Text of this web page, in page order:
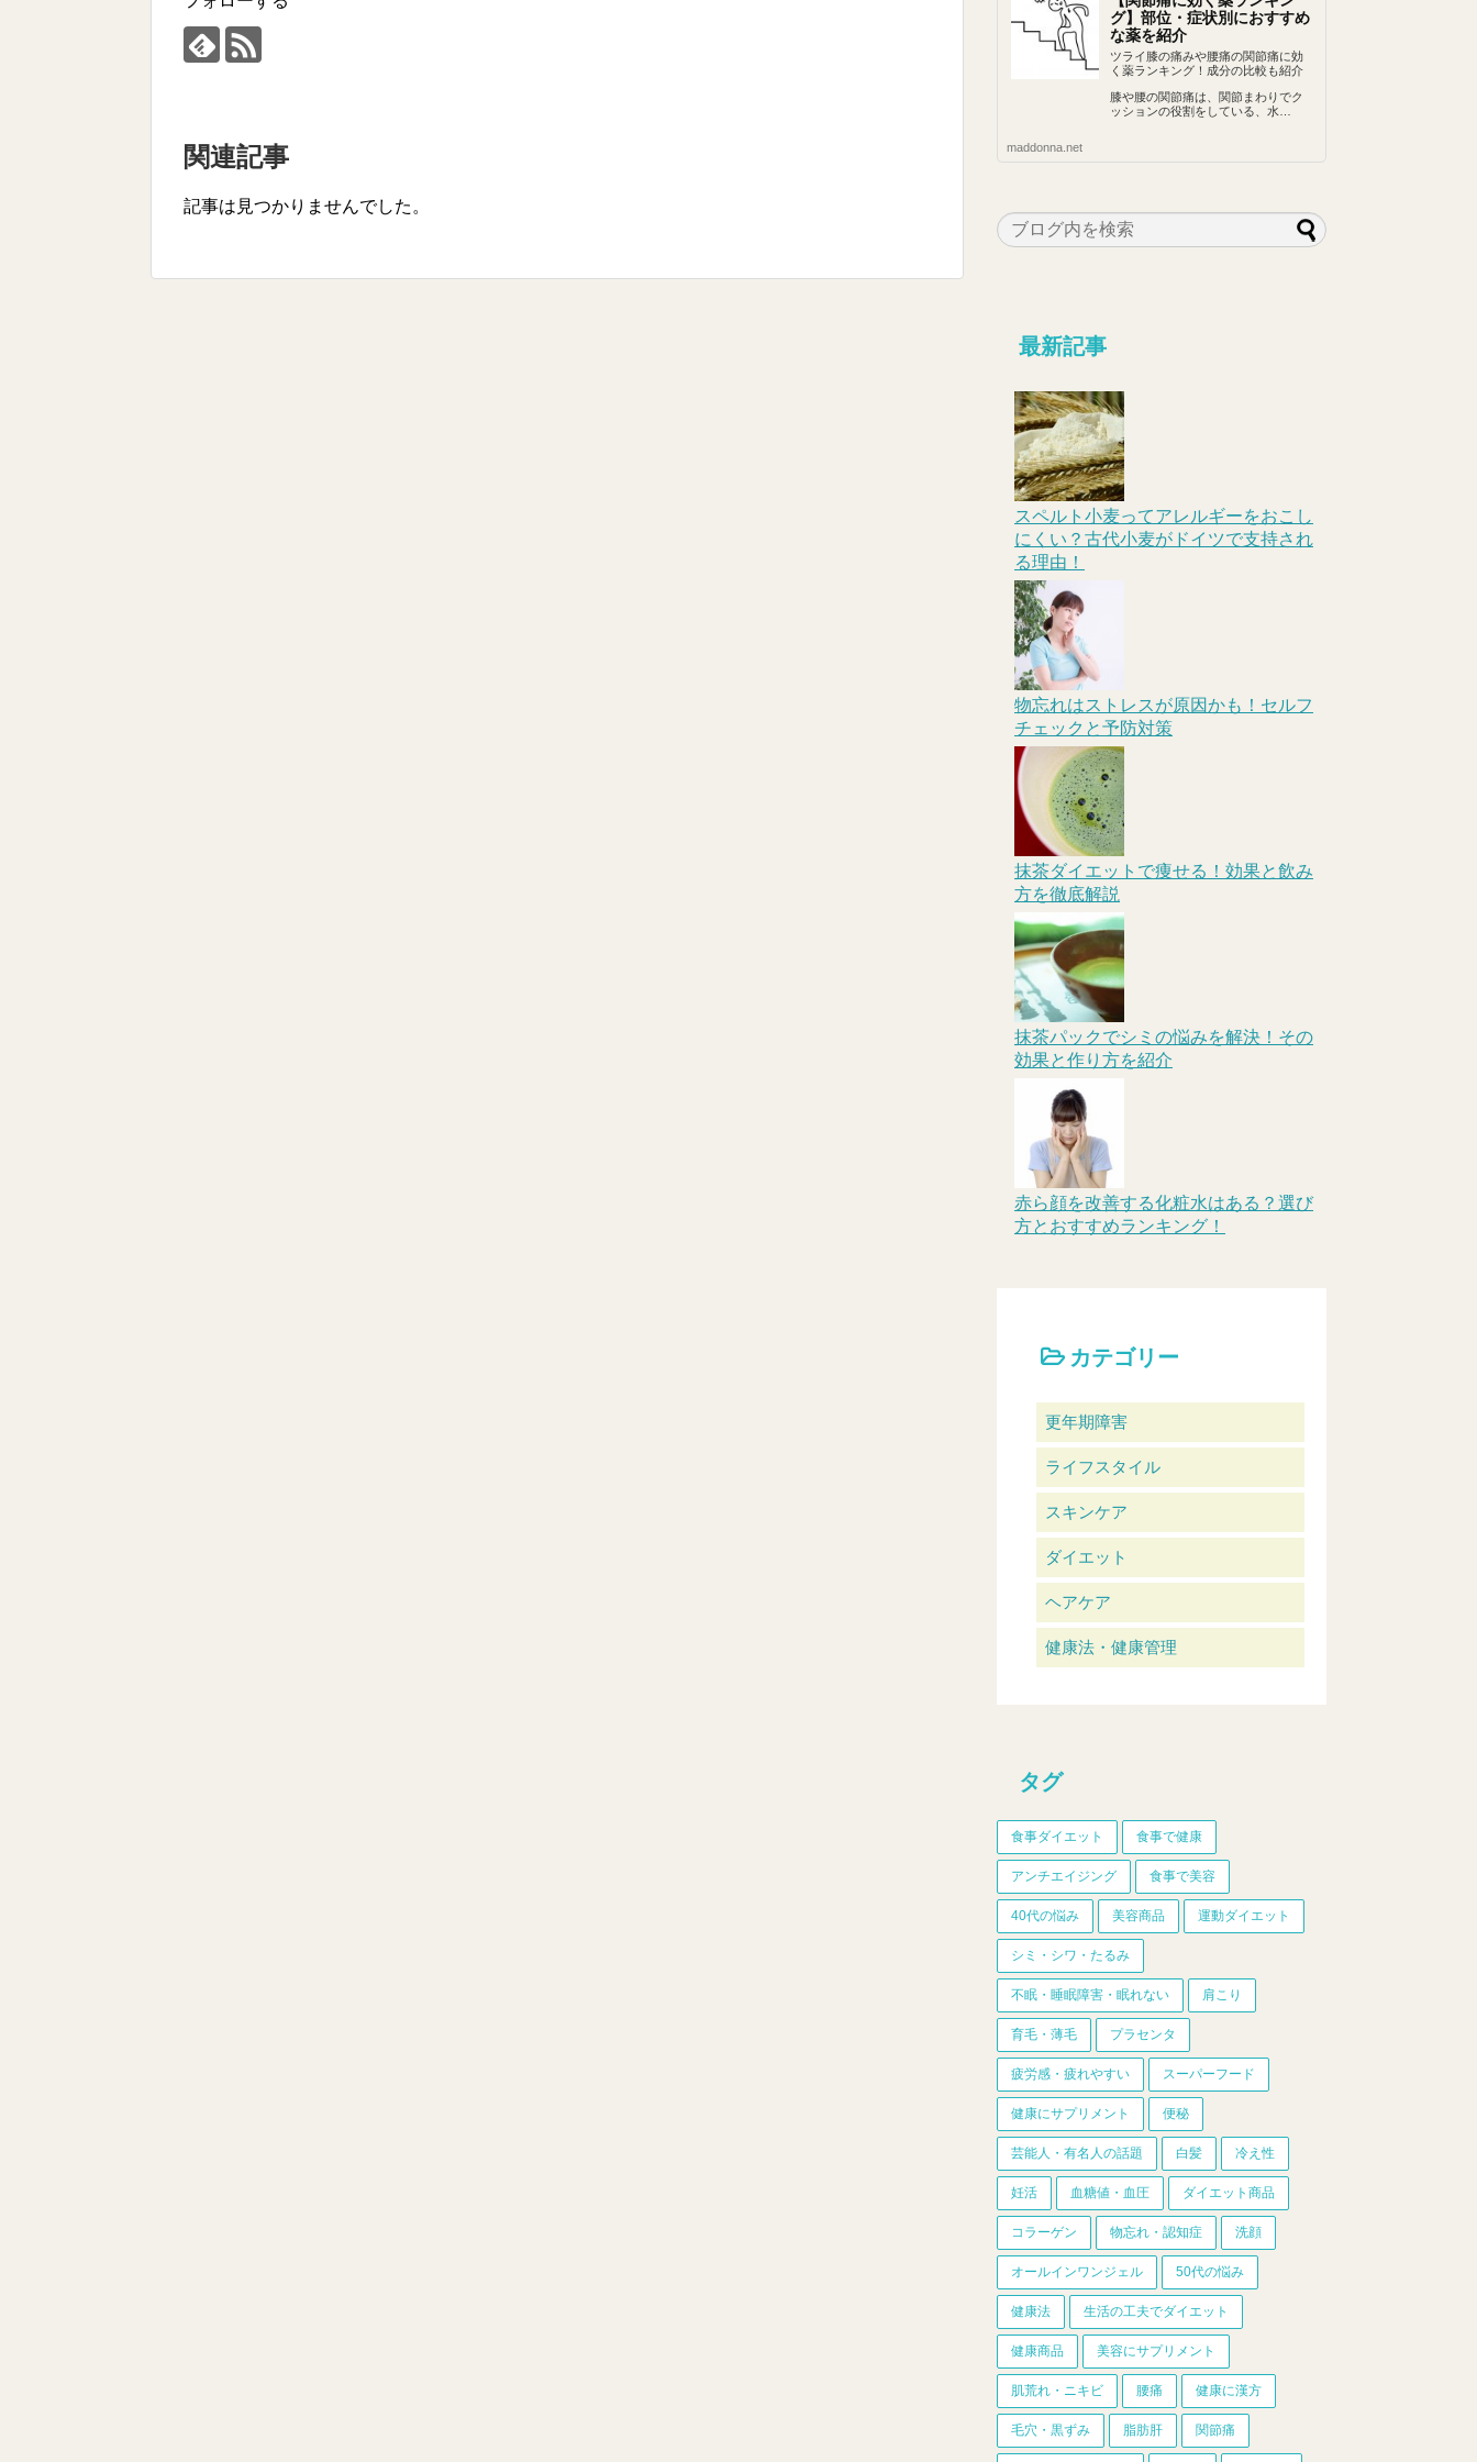
関連記事
記事は見つかりませんでした。
グ】部位・症状別におすすめ
な薬を紹介
ツライ膝の痛みや腰痛の関節痛に効
く薬ランキング！成分の比較も紹介
膝や腰の関節痛は、関節まわりでク
ッションの役割をしている、水…
maddonna.net
最新記事
スペルト小麦ってアレルギーをおこし
にくい？古代小麦がドイツで支持され
る理由！
物忘れはストレスが原因かも！セルフ
チェックと予防対策
抹茶ダイエットで痩せる！効果と飲み
方を徹底解説
抹茶パックでシミの悩みを解決！その
効果と作り方を紹介
赤ら顔を改善する化粧水はある？選び
方とおすすめランキング！
カテゴリー
更年期障害
ライフスタイル
スキンケア
ダイエット
ヘアケア
健康法・健康管理
タグ
食事ダイエット 食事で健康
アンチエイジング 食事で美容
40代の悩み 美容商品 運動ダイエット
シミ・シワ・たるみ
不眠・睡眠障害・眠れない 肩こり
育毛・薄毛 プラセンタ
疲労感・疲れやすい スーパーフード
健康にサプリメント 便秘
芸能人・有名人の話題 白髪 冷え性
妊活 血糖値・血圧 ダイエット商品
コラーゲン 物忘れ・認知症 洗顔
オールインワンジェル 50代の悩み
健康法 生活の工夫でダイエット
健康商品 美容にサプリメント
肌荒れ・ニキビ 腰痛 健康に漢方
毛穴・黒ずみ 脂肪肝 関節痛